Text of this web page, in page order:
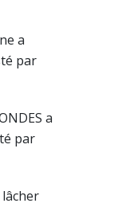
a
par
a
par